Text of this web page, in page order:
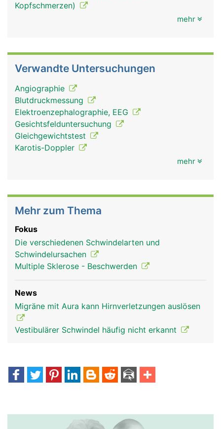
Kopfschmerzen)
mehr
Verwandte Untersuchungen
Angiographie
Blutdruckmessung
Elektroenzephalographie, EEG
Gesichtsfelduntersuchung
Gleichgewichtstest
Karotis-Doppler
mehr
Mehr zum Thema
Fokus
Die verschiedenen Schwindelarten und
Schwindelursachen
Multiple Sklerose - Beschwerden
News
Migräne mit Aura kann Hirnverletzungen auslösen
Vestibulärer Schwindel häufig nicht erkannt